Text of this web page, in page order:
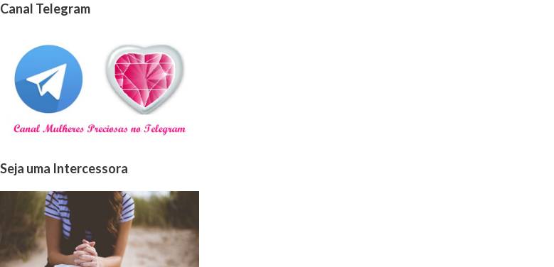
Canal Telegram
Seja uma Intercessora